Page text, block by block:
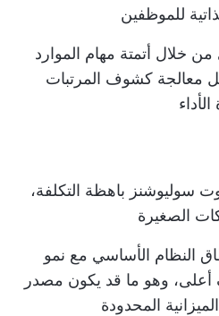
للموظفين
من خلال أتمتة مهام الموارد
معالجة كشوف المرتبات
سوليوشنز باهظة التكلفة،
الصغيرة
النظام الأساسي مع نمو
أعلى، وهو ما قد يكون مصدر
المحدودة